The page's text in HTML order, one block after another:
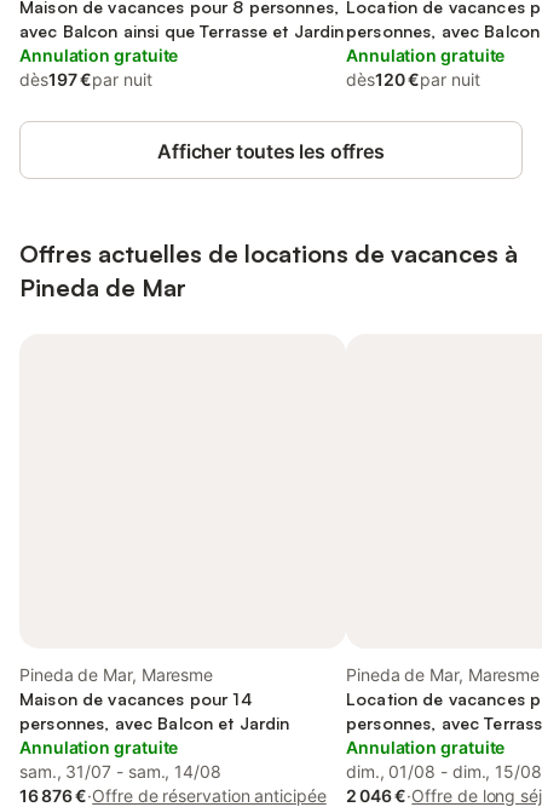
Maison de vacances pour 8 personnes,
avec Balcon ainsi que Terrasse et Jardin
Annulation gratuite
dès197 €par nuit
Location de vacances
personnes, avec
Annulation gratuite
dès120 €par nuit
Afficher toutes les offres
Offres actuelles de locations de vacances à
Pineda de Mar
Pineda de Mar, Maresme
Maison de vacances pour 14
personnes, avec Balcon et Jardin
Annulation gratuite
sam., 31/07 - sam., 14/08
16 876 €·Offre de réservation anticipée
Pineda de Mar, Maresme
Location de vacances
personnes, avec
Jardin et Piscine
Annulation gratuite
dim., 01/08 - dim., 15/08
2 046 €·Offre de long